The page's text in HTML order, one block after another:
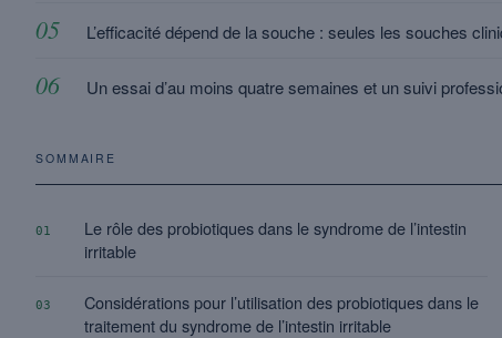
L’efficacité dépend de la souche : seules les souches
Un essai d’au moins quatre semaines et un suivi
SOMMAIRE
01
Le rôle des probiotiques dans le syndrome de l’intestin
irritable
03
Considérations pour l’utilisation des probiotiques dans le
traitement du syndrome de l’intestin irritable